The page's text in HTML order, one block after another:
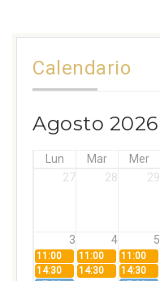
Calendario
Agosto 2026
Lun Mar Mer
27
28 29
3 4 5
11:00 11:00 11:00
14:30
14:30 14:30